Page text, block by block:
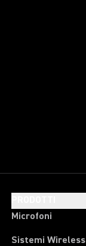
Microfoni
Sistemi Wireless